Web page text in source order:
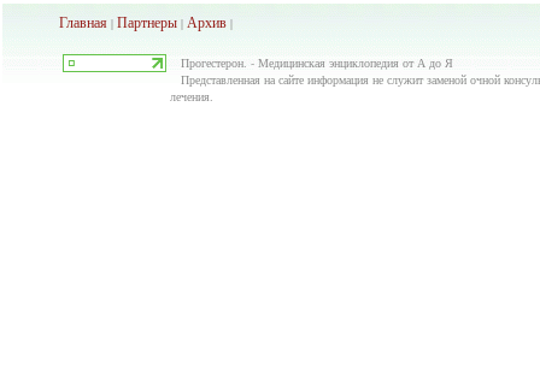
Главная | Партнеры | Архив |
Прогестерон. - Медицинская энциклопедия от А до Я
Представленная на сайте информация не служит заменой очной
лечения.